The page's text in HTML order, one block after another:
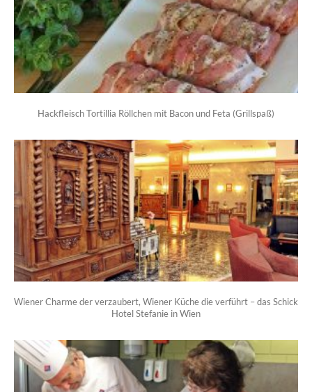
Hackfleisch Tortillia Röllchen mit Bacon und Feta (Grillspaß)
Wiener Charme der verzaubert, Wiener Küche die verführt – das Schick
Hotel Stefanie in Wien